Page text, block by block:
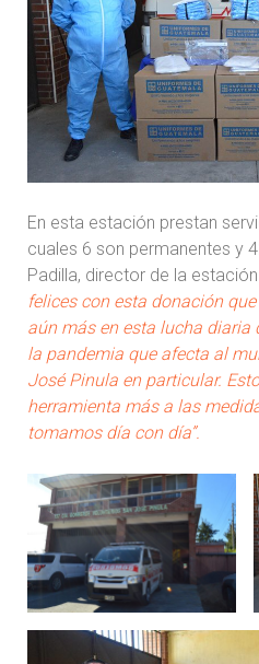
En esta estación prestan
cuales 6 son permanentes y
Padilla, director de la
felices con esta donación
aún más en esta lucha diaria
la pandemia que afecta al
José Pinula en particular.
herramienta más a las
tomamos día con día”.